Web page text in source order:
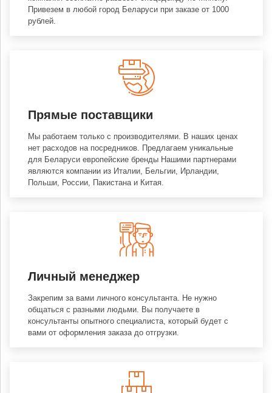
Привезем в любой город Беларуси при заказе от 1000
рублей.
Прямые поставщики
Мы работаем только с производителями. В наших ценах
нет расходов на посредников. Предлагаем уникальные
для Беларуси европейские бренды Нашими партнерами
являются компании из Италии, Бельгии, Ирландии,
Польши, России, Пакистана и Китая.
Личный менеджер
Закрепим за вами личного консультанта. Не нужно
общаться с разными людьми. Вы получаете в
консультанты опытного специалиста, который будет с
вами от оформления заказа до отгрузки.